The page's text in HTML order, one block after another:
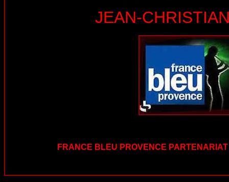
JEAN-
FRANCE BLEU PROVENCE